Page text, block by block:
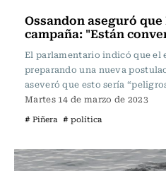
Ossandon aseguró
campaña: "Están
El parlamentario indicó que el
preparando una nueva
aseveró que esto sería
Martes 14 de marzo de 2023
# Piñera # política